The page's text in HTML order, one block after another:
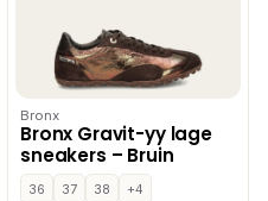
Bronx
Bronx Gravit-yy lage
sneakers – Bruin
36 37 38
+4